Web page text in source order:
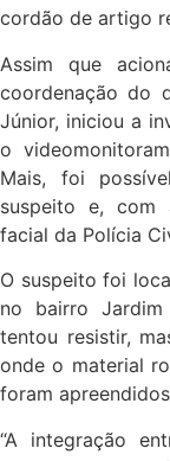
cordão de artigo
Assim que
coordenação do
Júnior, iniciou a
o
Mais, foi
suspeito e, com
facial da Polícia
O suspeito foi
no bairro
tentou resistir,
onde o material
foram
“A integração